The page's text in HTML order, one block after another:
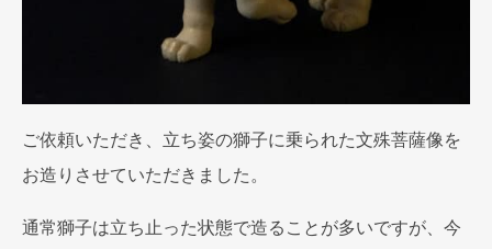
ご依頼いただき、立ち姿の獅子に乗られた文殊菩薩像を
お造りさせていただきました。
通常獅子は立ち止った状態で造ることが多いですが、今